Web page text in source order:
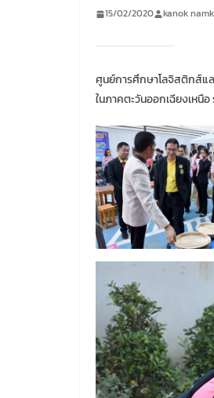
15/02/2020 kanok
ศูนย์การศึกษาโลจิสติกส์แ
ในภาคตะวันออกเฉียงเหนื